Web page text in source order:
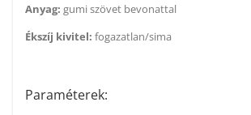
Anyag: gumi szövet bevonattal
Ékszíj kivitel: fogazatlan/sima
Paraméterek: